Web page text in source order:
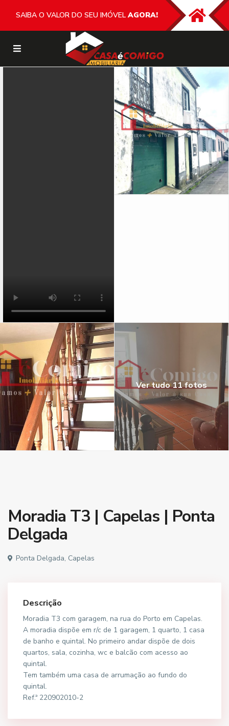
SAIBA O VALOR DO SEU IMÓVEL AGORA!
Ver tudo 11 fotos
Moradia T3 | Capelas | Ponta
Delgada
Ponta Delgada, Capelas
Descrição
Moradia T3 com garagem, na rua do Porto em Capelas.
A moradia dispõe em r/c de 1 garagem, 1 quarto, 1 casa
de banho e quintal. No primeiro andar dispõe de dois
quartos, sala, cozinha, wc e balcão com acesso ao
quintal.
Tem também uma casa de arrumação ao fundo do
quintal.
Ref.ª 220902010-2